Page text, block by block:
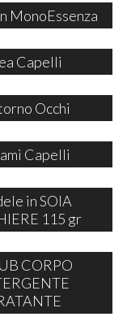
MonoEssenza
Capelli
Occhi
Capelli
in SOIA
115 gr
CORPO